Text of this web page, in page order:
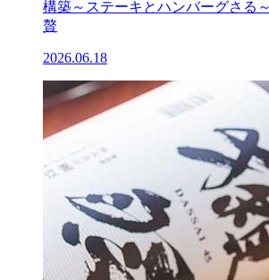
構築～ステーキとハンバーグさる
贅
2026.06.18